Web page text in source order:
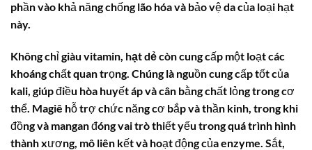
phần vào khả năng chống lão hóa và bảo vệ da của loại hạt
này.
Không chỉ giàu vitamin, hạt dẻcòn cung cấp một loạt các
khoáng chất quan trọng. Chúng là nguồn cung cấp tốt của
kali, giúp điều hòa huyết áp và cân bằng chất lỏng trong cơ
thể. Magiê hỗ trợ chức năng cơ bắp và thần kinh, trong khi
đồng và mangan đóng vai trò thiết yếu trong quá trình hình
thành xương, mô liên kết và hoạt động của enzyme. Sắt,